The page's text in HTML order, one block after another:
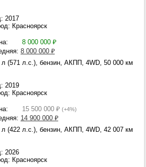
2017
Красноярск
8 000 000 ₽
8 000 000 ₽
л (571 л.с.), бензин, АКПП, 4WD, 50 000 км
2019
Красноярск
15 500 000 ₽ (+4%)
14 900 000 ₽
л (422 л.с.), бензин, АКПП, 4WD, 42 007 км
2026
Красноярск